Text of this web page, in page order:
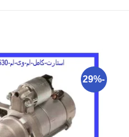
-29%